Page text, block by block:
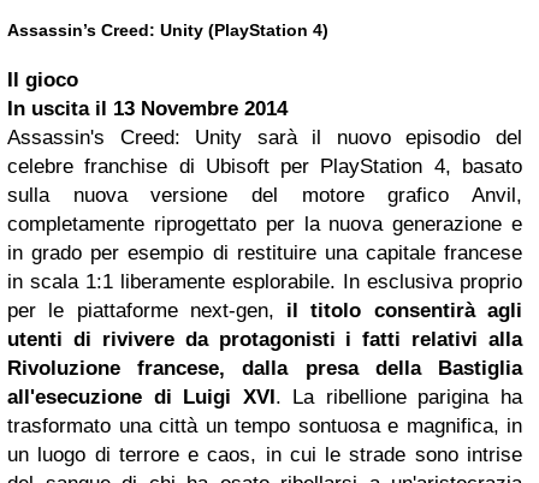
Assassin’s Creed: Unity (PlayStation 4)
Il gioco
In uscita il 13 Novembre 2014
Assassin's Creed: Unity sarà il nuovo episodio del
celebre franchise di Ubisoft per PlayStation 4, basato
sulla nuova versione del motore grafico Anvil,
completamente riprogettato per la nuova generazione e
in grado per esempio di restituire una capitale francese
in scala 1:1 liberamente esplorabile. In esclusiva proprio
per le piattaforme next-gen, il titolo consentirà agli
utenti di rivivere da protagonisti i fatti relativi alla
Rivoluzione francese, dalla presa della Bastiglia
all'esecuzione di Luigi XVI . La ribellione parigina ha
trasformato una città un tempo sontuosa e magnifica, in
un luogo di terrore e caos, in cui le strade sono intrise